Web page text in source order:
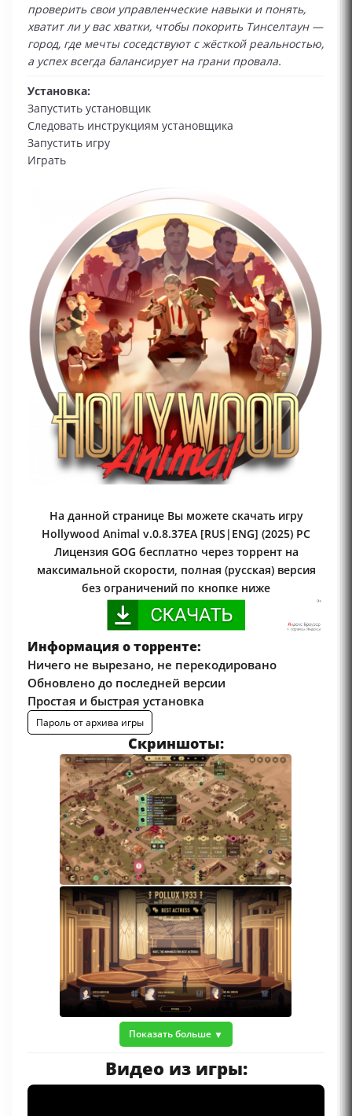
проверить свои управленческие навыки и понять,
хватит ли у вас хватки, чтобы покорить Тинселтаун —
город, где мечты соседствуют с жёсткой реальностью,
а успех всегда балансирует на грани провала.
Установка:
Запустить установщик
Следовать инструкциям установщика
Запустить игру
Играть
На данной странице Вы можете скачать игру
Hollywood Animal v.0.8.37EA [RUS|ENG] (2025) PC
Лицензия GOG бесплатно через торрент на
максимальной скорости, полная (русская) версия
без ограничений по кнопке ниже
Информация о торренте:
Ничего не вырезано, не перекодировано
Обновлено до последней версии
Простая и быстрая установка
Пароль от архива игры
Скриншоты:
Показать больше
Видео из игры: